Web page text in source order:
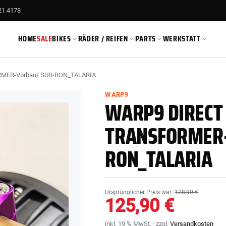
4178
HOMESALEBIKES RÄDER / REIFEN PARTS WERKSTATT
E RIDE PRO
test
test
test
Vorbau/ SUR-RON_TALARIA
WARP9
WARP9
RON_TALARIA
Ursprünglicher Preis war:128,90 €
125,90 €
inkl. 19 % MwSt. · zzgl.Versandkosten